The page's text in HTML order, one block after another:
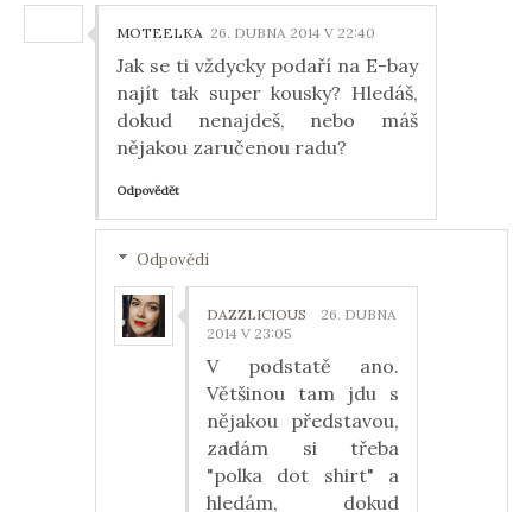
MOTEELKA 26. DUBNA 2014 V 22:40
Jak se ti vždycky podaří na E-bay
najít tak super kousky? Hledáš,
dokud nenajdeš, nebo máš
nějakou zaručenou radu?
Odpovědět
Odpovědi
DAZZLICIOUS
26. DUBNA
2014 V 23:05
V podstatě ano.
Většinou tam jdu s
nějakou představou,
zadám si třeba
"polka dot shirt" a
hledám, dokud